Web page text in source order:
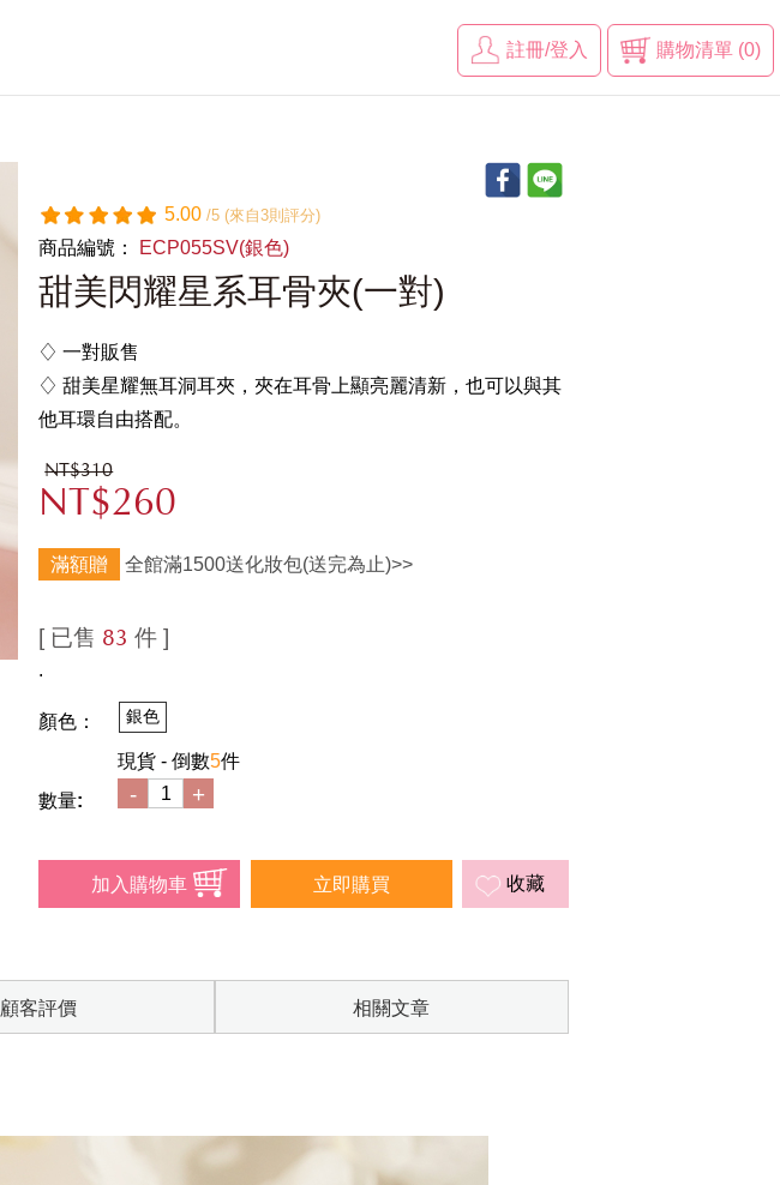
購物清單 (0)
註冊/登入
5.00/5 (來自3則評分)
商品編號： ECP055SV(銀色)
甜美閃耀星系耳骨夾(一對)
♢ 一對販售
♢ 甜美星耀無耳洞耳夾，夾在耳骨上顯亮麗清新，也可以與其
他耳環自由搭配。
NT$310
NT$260
滿額贈 全館滿1500送化妝包(送完為止)>>
[ 已售 83 件 ]
.
顏色： 銀色
現貨 - 倒數5件
數量:
- +
收藏
顧客評價 相關文章